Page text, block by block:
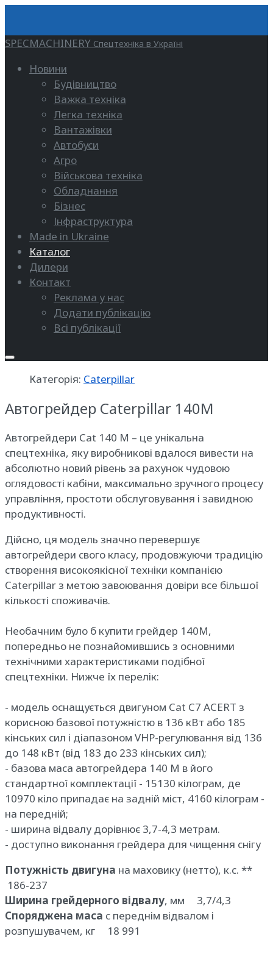
SPECMACHINERY Спецтехніка в Україні
Новини
Будівництво
Важка техніка
Легка техніка
Вантажівки
Автобуси
Агро
Військова техніка
Обладнання
Бізнес
Інфраструктура
Made in Ukraine
Каталог
Дилери
Контакт
Реклама у нас
Додати публікацію
Всі публікації
Категорія: Caterpillar
Автогрейдер Caterpillar 140M
Автогрейдери Cat 140 M – це унікальна
спецтехніка, яку виробникові вдалося вивести на
абсолютно новий рівень за рахунок чудовою
оглядовості кабіни, максимально зручного процесу
управління, простоти обслуговування і завидною
продуктивності.
Дійсно, ця модель значно перевершує
автогрейдери свого класу, продовжуючи традицію
створення високоякісної техніки компанією
Caterpillar з метою завоювання довіри все більшої
кількості споживачів.
Необачним було б купити грейдер 140M,
попередньо не познайомившись з основними
технічними характеристиками подібної
спецтехніки. Нижче їх перелік:
- модель оснащується двигуном Cat C7 ACERT з
корисною базової потужністю в 136 кВт або 185
кінських сил і діапазоном VHP-регулювання від 136
до 148 кВт (від 183 до 233 кінських сил);
- базова маса автогрейдера 140 M в його
стандартної комплектації - 15130 кілограм, де
10970 кіло припадає на задній міст, 4160 кілограм -
на передній;
- ширина відвалу дорівнює 3,7-4,3 метрам.
- доступно виконання грейдера для чищення снігу
Потужність двигуна на маховику (нетто), к.с. **
186-237
Ширина грейдерного відвалу, мм 3,7/4,3
Споряджена маса c переднім відвалом і
розпушувачем, кг 18 991